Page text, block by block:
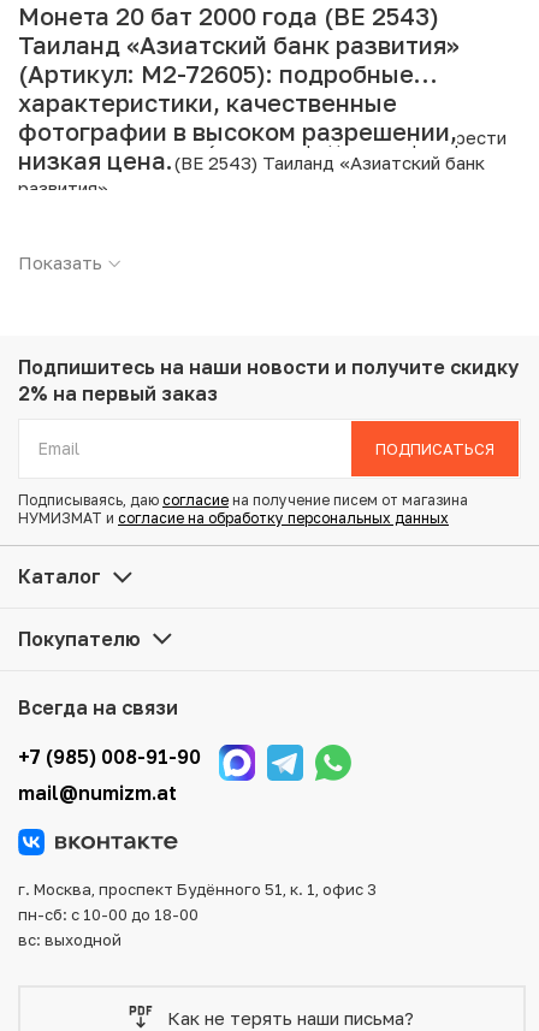
Монета 20 бат 2000 года (BE 2543)
Таиланд «Азиатский банк развития»
(Артикул: M2-72605): подробные
характеристики, качественные
фотографии в высоком разрешении,
низкая цена.
Интернет магазин «Нумизмат» предлагает приобрести
20 бат 2000 года (BE 2543) Таиланд «Азиатский банк
развития».
Металл: Медно-никелевый сплав
Вес: 15 г
Тираж: 800.000
Купить 20 бат 2000 года (BE 2543) Таиланд «Азиатский
банк развития» по привлекательной цене можно в нашем
находятся в наличии на нашем складе.
того, возможен самовывоз товара из офиса магазина.
Для вашего удобства представлены несколько способов
оплаты и доставки заказа. Все отправления надежно и
тщательно упаковываются, что исключает возможность
Показать
Подпишитесь на наши новости и получите скидку
2% на первый заказ
ПОДПИСАТЬСЯ
Подписываясь, даю согласие на получение писем от магазина
НУМИЗМАТ и согласие на обработку персональных данных
Каталог
Покупателю
Всегда на связи
+7 (985) 008-91-90
mail@numizm.at
г. Москва, проспект Будённого 51, к. 1, офис 3
пн-сб: с 10-00 до 18-00
вс: выходной
Как не терять наши письма?